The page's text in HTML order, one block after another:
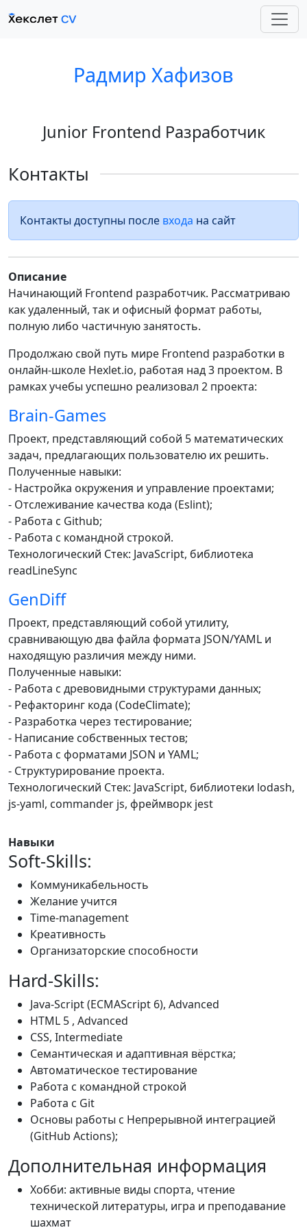
Радмир Хафизов
Junior Frontend Разработчик
Контакты
Контакты доступны после входа на сайт
Описание
Начинающий Frontend разработчик. Рассматриваю
как удаленный, так и офисный формат работы,
полную либо частичную занятость.
Продолжаю свой путь мире Frontend разработки в
онлайн-школе Hexlet.io, работая над 3 проектом. В
рамках учебы успешно реализовал 2 проекта:
Brain-Games
Проект, представляющий собой 5 математических
задач, предлагающих пользователю их решить.
Полученные навыки:
- Настройка окружения и управление проектами;
- Отслеживание качества кода (Eslint);
- Работа с Github;
- Работа с командной строкой.
Технологический Стек: JavaScript, библиотека
readLineSync
GenDiff
Проект, представляющий собой утилиту,
сравнивающую два файла формата JSON/YAML и
находящую различия между ними.
Полученные навыки:
- Работа с древовидными структурами данных;
- Рефакторинг кода (CodeClimate);
- Разработка через тестирование;
- Написание собственных тестов;
- Работа с форматами JSON и YAML;
- Структурирование проекта.
Технологический Стек: JavaScript, библиотеки lodash,
js-yaml, commander js, фреймворк jest
Навыки
Soft-Skills:
Коммуникабельность
Желание учится
Time-management
Креативность
Организаторские способности
Hard-Skills:
Java-Script (ECMAScript 6), Advanced
HTML 5 , Advanced
CSS, Intermediate
Семантическая и адаптивная вёрстка;
Автоматическое тестирование
Работа с командной строкой
Работа с Git
Основы работы с Непрерывной интеграцией
(GitHub Actions);
Дополнительная информация
Хобби: активные виды спорта, чтение
технической литературы, игра и преподавание
шахмат